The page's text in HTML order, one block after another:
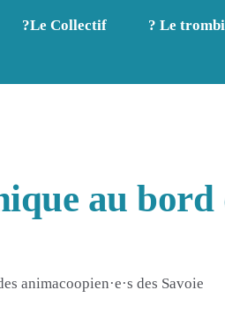
?️Le Collectif ? Le trombi
au
animacoopien·e·s des Savoie